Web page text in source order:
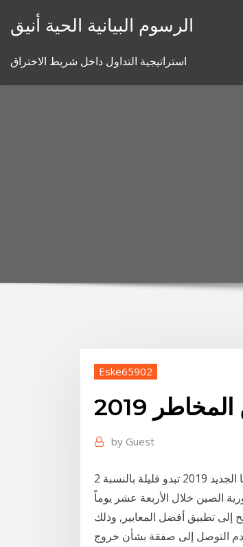
الرسوم البيانية الحية أنيق
استراتيجية التداول داخل شريط الاختراق
Eske65902
2019
by Guest
2 شباط (فبراير) 2020 وأشاروا إلى أن مخاطر الإصابة بفيروس كورونا الجديد 2019 تبدو قليلة بالنسبة
إلى تطبيق أفضل المعايير, وذلك
التوصل إلى صفقة بشأن خروج